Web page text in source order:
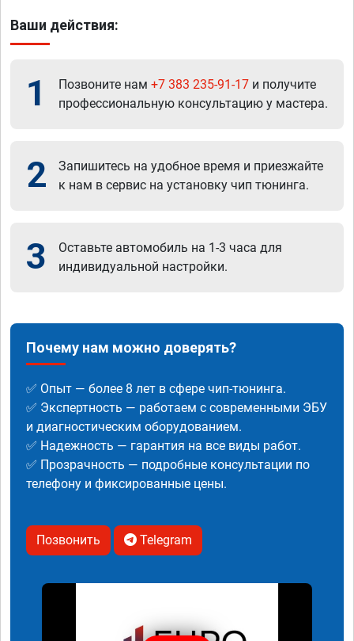
Ваши действия:
1 Позвоните нам +7 383 235-91-17 и получите
профессиональную консультацию у мастера.
2
Запишитесь на удобное время и приезжайте
к нам в сервис на установку чип тюнинга.
3
Оставьте автомобиль на 1-3 часа для
индивидуальной настройки.
Почему нам можно доверять?
✅ Опыт — более 8 лет в сфере чип-тюнинга.
✅ Экспертность — работаем с современными ЭБУ
и диагностическим оборудованием.
✅ Надежность — гарантия на все виды работ.
✅ Прозрачность — подробные консультации по
телефону и фиксированные цены.
Позвонить Telegram